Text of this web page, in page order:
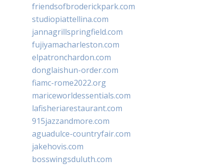
friendsofbroderickpark.com
studiopiattellina.com
jannagrillspringfield.com
fujiyamacharleston.com
elpatronchardon.com
donglaishun-order.com
fiamc-rome2022.org
mariceworldessentials.com
lafisheriarestaurant.com
915jazzandmore.com
aguadulce-countryfair.com
jakehovis.com
bosswingsduluth.com